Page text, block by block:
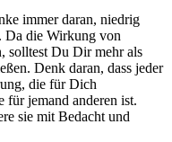
immer daran, niedrig
Da die Wirkung von
solltest Du Dir mehr als
Denk daran, dass jeder
die für Dich
jemand anderen ist.
sie mit Bedacht und